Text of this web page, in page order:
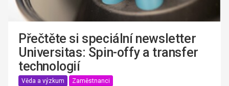
Přečtěte si speciální newsletter
Universitas: Spin-offy a transfer
technologií
Věda a výzkum Zaměstnanci